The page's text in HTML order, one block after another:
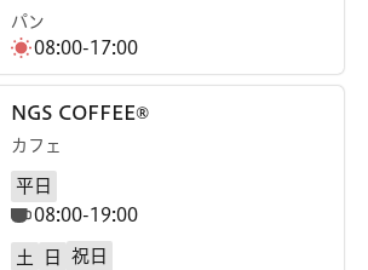
パン
08:00-17:00
NGS COFFEE®
カフェ
平日
08:00-19:00
土 日
祝日